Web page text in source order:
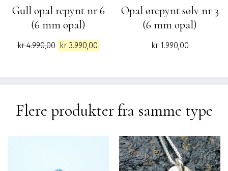
Gull opal repynt nr 6
(6 mm opal)
kr4.990,00 Opprinnelig
kr3.990,00
Opal ørepynt sølv nr 3
(6 mm opal)
kr1.990,00
Flere produkter fra samme type